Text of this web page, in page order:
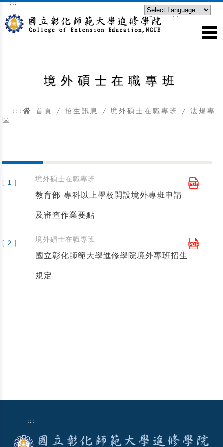
跳到主要內容區塊
:::
Powered by
境外碩士在職專班
::: 首頁 / 招生訊息 / 境外碩士在職專班
/ 法規專
區
[ 1 ] 境外碩士在職專班
教育部 專科以上學校開設境外專班申請
及審查作業要點
[ 2 ] 境外碩士在職專班
國立彰化師範大學進修學院境外專班招生
規定
:::